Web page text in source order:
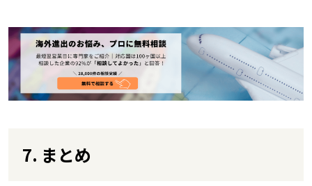
7. まとめ